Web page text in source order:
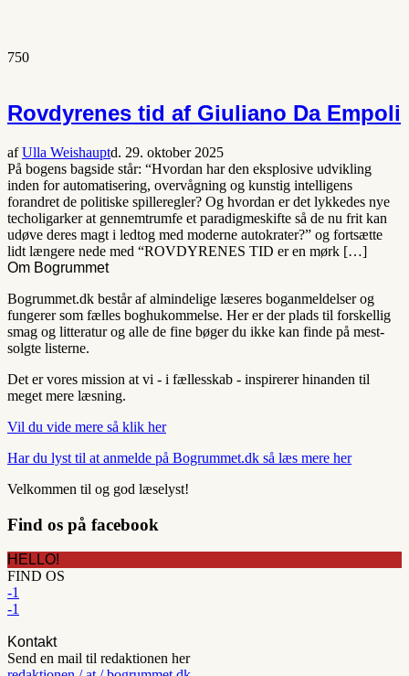
750
Rovdyrenes tid af Giuliano Da Empoli
afUlla Weishauptd. 29. oktober 2025
På bogens bagside står: “Hvordan har den eksplosive udvikling
inden for automatisering, overvågning og kunstig intelligens
forandret de politiske spilleregler? Og hvordan er det lykkedes nye
techoligarker at gennemtrumfe et paradigmeskifte så de nu frit kan
udøve deres magt i ledtog med moderne autokrater?” og fortsætte
lidt længere nede med “ROVDYRENES TID er en mørk […]
Om Bogrummet
Bogrummet.dk består af almindelige læseres boganmeldelser og
fungerer som fælles boghukommelse. Her er der plads til forskellig
smag og litteratur og alle de fine bøger du ikke kan finde på mest-
solgte listerne.
Det er vores mission at vi - i fællesskab - inspirerer hinanden til
meget mere læsning.
Vil du vide mere så klik her
Har du lyst til at anmelde på Bogrummet.dk så læs mere her
Velkommen til og god læselyst!
Find os på facebook
HELLO!
FIND OS
-1
-1
Kontakt
Send en mail til redaktionen her